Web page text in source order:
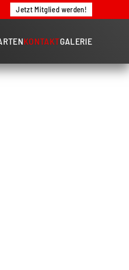
Jetzt Mitglied werden!
KONTAKTGALERIE